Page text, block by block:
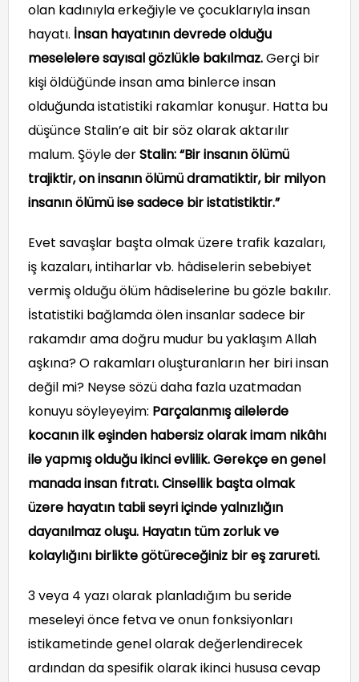
olan kadınıyla erkeğiyle ve çocuklarıyla insan
hayatı. İnsan hayatının devrede olduğu
meselelere sayısal gözlükle bakılmaz.Gerçi bir
kişi öldüğünde insan ama binlerce insan
olduğunda istatistiki rakamlar konuşur. Hatta bu
düşünce Stalin’e ait bir söz olarak aktarılır
malum. Şöyle derStalin: “Bir insanın ölümü
trajiktir, on insanın ölümü dramatiktir, bir milyon
insanın ölümü ise sadece bir istatistiktir.”
Evet savaşlar başta olmak üzere trafik kazaları,
iş kazaları, intiharlar vb. hâdiselerin sebebiyet
vermiş olduğu ölüm hâdiselerine bu gözle bakılır.
İstatistiki bağlamda ölen insanlar sadece bir
rakamdır ama doğru mudur bu yaklaşım Allah
aşkına? O rakamları oluşturanların her biri insan
değil mi? Neyse sözü daha fazla uzatmadan
konuyu söyleyeyim: Parçalanmış ailelerde
kocanın ilk eşinden habersiz olarak imam nikâhı
ile yapmış olduğu ikinci evlilik. Gerekçe en genel
manada insan fıtratı. Cinsellik başta olmak
üzere hayatın tabii seyri içinde yalnızlığın
dayanılmaz oluşu. Hayatın tüm zorluk ve
kolaylığını birlikte götüreceğiniz bir eş zarureti.
3 veya 4 yazı olarak planladığım bu seride
meseleyi önce fetva ve onun fonksiyonları
istikametinde genel olarak değerlendirecek
ardından da spesifik olarak ikinci hususa cevap